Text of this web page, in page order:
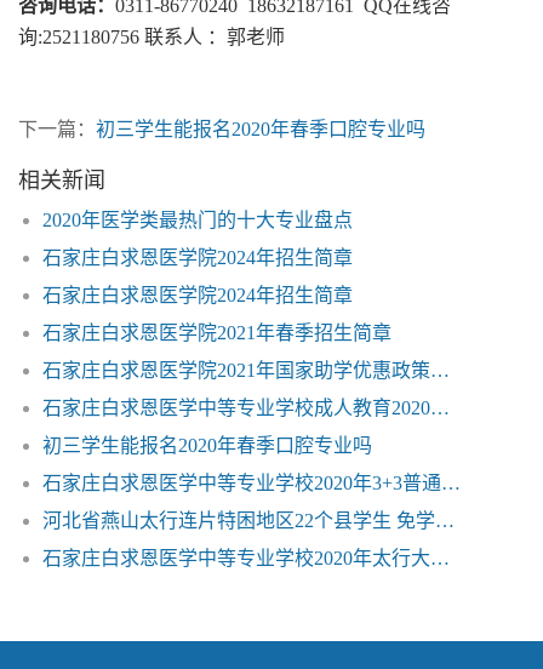
咨询电话： 0311-86770240 18632187161 QQ在线咨
询:2521180756 联系人 ：郭老师
下一篇： 初三学生能报名2020年春季口腔专业吗
相关新闻
2020年医学类最热门的十大专业盘点
石家庄白求恩医学院2024年招生简章
石家庄白求恩医学院2024年招生简章
石家庄白求恩医学院2021年春季招生简章
石家庄白求恩医学院2021年国家助学优惠政策免学费
石家庄白求恩医学中等专业学校成人教育2020年招生简章
初三学生能报名2020年春季口腔专业吗
石家庄白求恩医学中等专业学校2020年3+3普通大专招生
河北省燕山太行连片特困地区22个县学生 免学费2000 享受国家助学金2000
石家庄白求恩医学中等专业学校2020年太行大街校区